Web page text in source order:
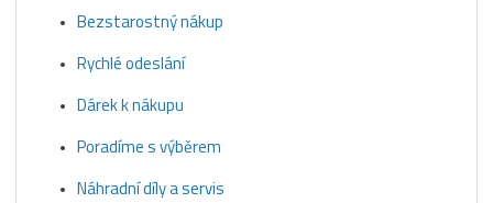
Bezstarostný nákup
Rychlé odeslání
Dárek k nákupu
Poradíme s výběrem
Náhradní díly a servis